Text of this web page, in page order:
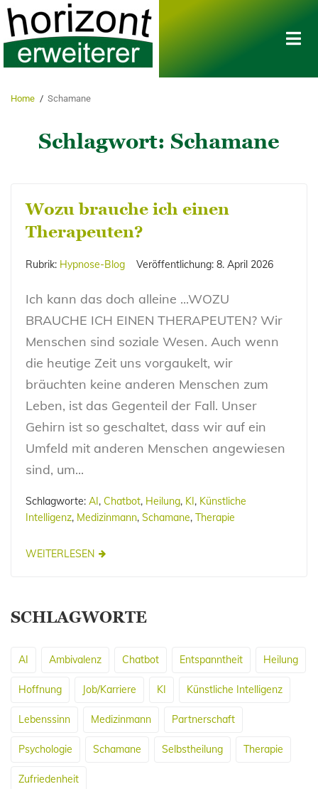
Home / Schamane
Schlagwort: Schamane
Wozu brauche ich einen
Therapeuten?
Rubrik: Hypnose-Blog Veröffentlichung: 8. April 2026
Ich kann das doch alleine ...WOZU
BRAUCHE ICH EINEN THERAPEUTEN? Wir
Menschen sind soziale Wesen. Auch wenn
die heutige Zeit uns vorgaukelt, wir
bräuchten keine anderen Menschen zum
Leben, ist das Gegenteil der Fall. Unser
Gehirn ist so geschaltet, dass wir auf ein
Umfeld mit anderen Menschen angewiesen
sind, um...
Schlagworte: AI, Chatbot, Heilung, KI, Künstliche
Intelligenz, Medizinmann, Schamane, Therapie
WEITERLESEN
SCHLAGWORTE
AI Ambivalenz Chatbot Entspanntheit Heilung
Hoffnung Job/Karriere KI Künstliche Intelligenz
Lebenssinn Medizinmann Partnerschaft
Psychologie Schamane Selbstheilung Therapie
Zufriedenheit